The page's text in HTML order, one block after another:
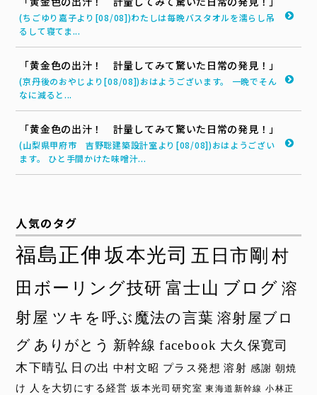
(ちごゆり嘉子より[08/08])わたしは毎晩バスタオルを濡らし吊
るして寝てま...
「黄金色の出汁！ 計量してみて驚いた日常の発見！」
(京丹後のおやじより[08/08])おはようございます。 一晩でそん
なに減ると...
「黄金色の出汁！ 計量してみて驚いた日常の発見！」
(山梨県甲府市 吉野聡建築設計室より[08/08])おはようござい
ます。 ひと手間かけた味噌汁...
人気のタグ
福島正伸 坂本光司 五日市剛 村
田ボーリング技研 富士山 ブログ 溶
射屋 ツキを呼ぶ魔法の言葉 溶射屋ブロ
グ ありがとう 新幹線 facebook 大久保寛司
木下晴弘 日の出 中村文昭 プラス発想 溶射 感謝 朝焼
け 人を大切にする経営 坂本光司研究室 東海道新幹線 小林正